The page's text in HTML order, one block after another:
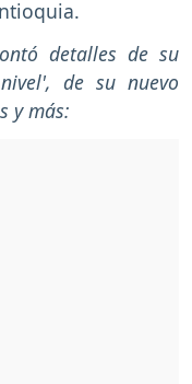
detalles de su
de su nuevo
y más: